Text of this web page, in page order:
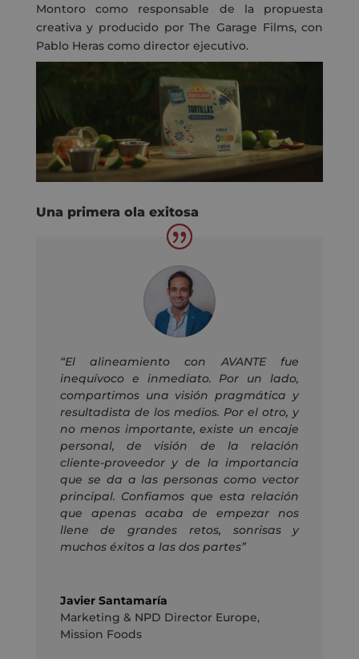
Montoro como responsable de la propuesta
creativa y producido por The Garage Films, con
Pablo Heras como director ejecutivo.
Una primera ola exitosa
“El alineamiento con AVANTE fue
inequívoco e inmediato. Por un lado,
compartimos una visión pragmática y
resultadista de los medios. Por el otro, y
no menos importante, existe un encaje
personal, de visión de la relación
cliente-proveedor y de la importancia
que se da a las personas como vector
principal. Confiamos que esta relación
que apenas acaba de empezar nos
llene de grandes retos, sonrisas y
muchos éxitos a las dos partes”
Javier Santamaría
Marketing & NPD Director Europe,
Mission Foods